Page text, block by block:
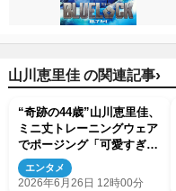
山川恵里佳 の関連記事›
“奇跡の44歳”山川恵里佳、
ミニ丈トレーニングウェア
でポージング「可愛すぎ」
「スタイル抜群」 2児の
母
エンタメ
2026年6月26日 12時00分